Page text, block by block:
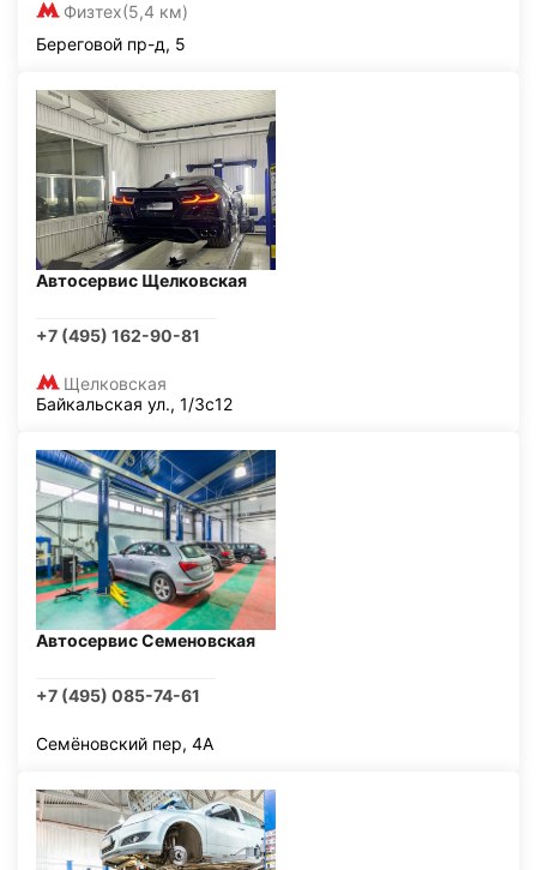
Физтех(5,4 км)
Береговой пр-д, 5
Автосервис Щелковская
+7 (495) 162-90-81
Щелковская
Байкальская ул., 1/3с12
Автосервис Семеновская
+7 (495) 085-74-61
Семёновский пер, 4А